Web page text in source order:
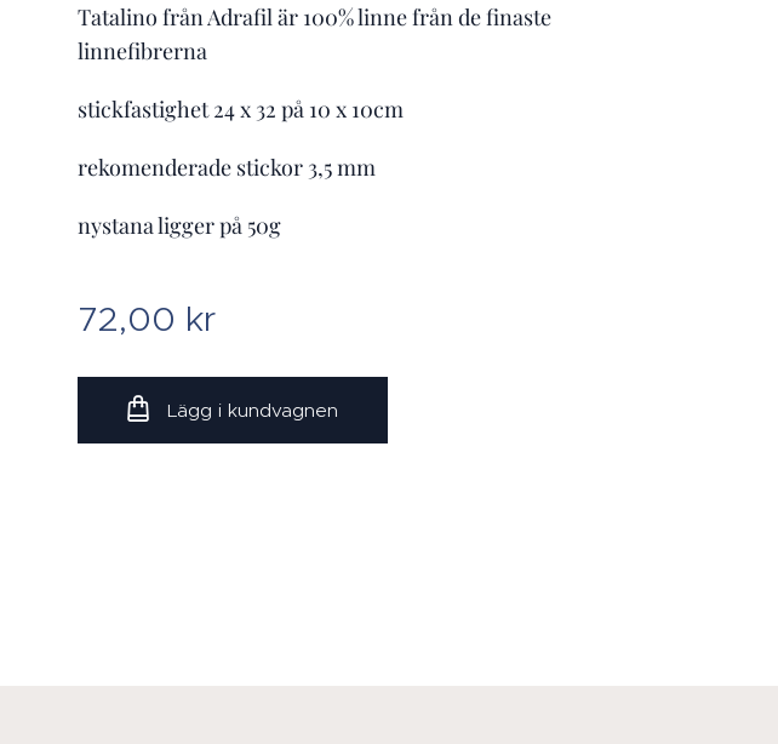
Tatalino från Adrafil är 100% linne från de finaste
linnefibrerna
stickfastighet 24 x 32 på 10 x 10cm
rekomenderade stickor 3,5 mm
nystana ligger på 50g
72,00 kr
Lägg i kundvagnen